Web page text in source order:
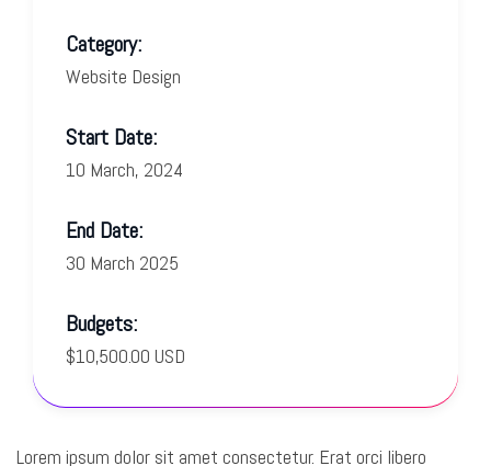
Category:
Website Design
Start Date:
10 March, 2024
End Date:
30 March 2025
Budgets:
$10,500.00 USD
Lorem ipsum dolor sit amet consectetur. Erat orci libero